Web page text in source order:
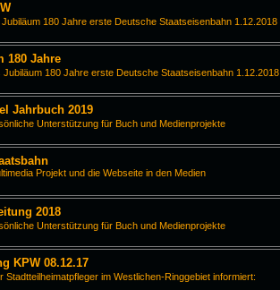
Jubiläum 180 Jahre erste Deutsche Staatseisenbahn 1.12.2018
180 Jahre
Jubiläum 180 Jahre erste Deutsche Staatseisenbahn 1.12.2018
Jahrbuch 2019
Unterstützung für Buch und Medienprojekte
Projekt und die Webseite in den Medien
2018
Unterstützung für Buch und Medienprojekte
KPW 08.12.17
Stadtteilheimatpfleger im Westlichen-Ringgebiet informiert: